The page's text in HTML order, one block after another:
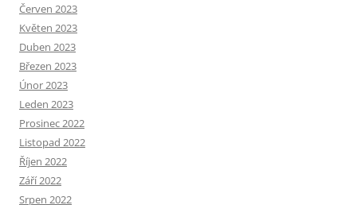
Červen 2023
Květen 2023
Duben 2023
Březen 2023
Únor 2023
Leden 2023
Prosinec 2022
Listopad 2022
Říjen 2022
Září 2022
Srpen 2022